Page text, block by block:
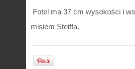
Fotel ma 37 cm wysokości i
misiem Steiffa.